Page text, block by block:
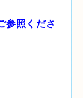
参照くださ